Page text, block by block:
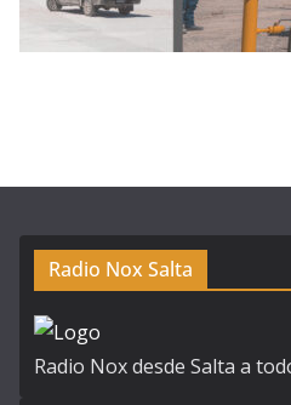
Radio Nox Salta
Radio Nox desde Salta a